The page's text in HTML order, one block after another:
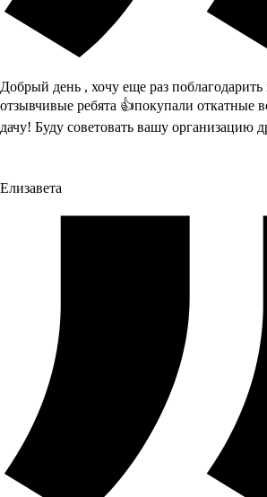
Добрый день , хочу еще раз
отзывчивые ребята 👍покупали откатные
дачу! Буду советовать вашу организацию
Елизавета